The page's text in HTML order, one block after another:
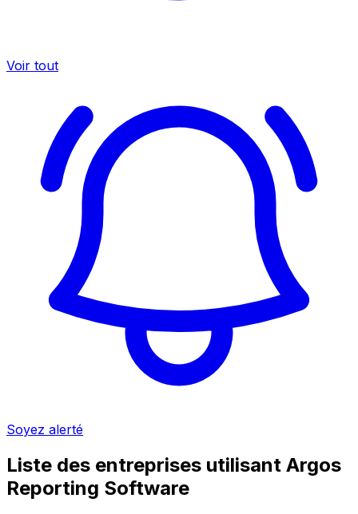
Voir tout
Soyez alerté
Liste des entreprises utilisant Argos
Reporting Software